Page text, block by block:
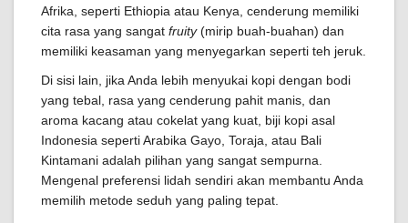
Afrika, seperti Ethiopia atau Kenya, cenderung memiliki
cita rasa yang sangat fruity(mirip buah-buahan) dan
memiliki keasaman yang menyegarkan seperti teh jeruk.
Di sisi lain, jika Anda lebih menyukai kopi dengan bodi
yang tebal, rasa yang cenderung pahit manis, dan
aroma kacang atau cokelat yang kuat, biji kopi asal
Indonesia seperti Arabika Gayo, Toraja, atau Bali
Kintamani adalah pilihan yang sangat sempurna.
Mengenal preferensi lidah sendiri akan membantu Anda
memilih metode seduh yang paling tepat.